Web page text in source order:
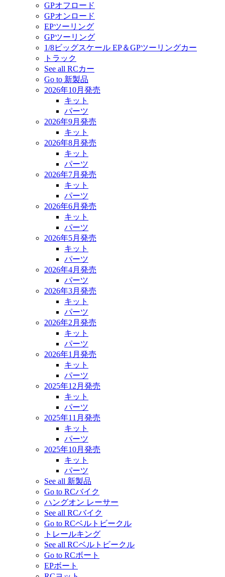
GPオフロード
GPオンロード
EPツーリング
GPツーリング
1/8ビッグスケール EP＆GPツーリングカー
トラック
See all RCカー
Go to 新製品
2026年10月発売
キット
パーツ
2026年9月発売
キット
2026年8月発売
キット
パーツ
2026年7月発売
キット
パーツ
2026年6月発売
キット
パーツ
2026年5月発売
キット
パーツ
2026年4月発売
パーツ
2026年3月発売
キット
パーツ
2026年2月発売
キット
パーツ
2026年1月発売
キット
パーツ
2025年12月発売
キット
パーツ
2025年11月発売
キット
パーツ
2025年10月発売
キット
パーツ
See all 新製品
Go to RCバイク
ハングオン レーサー
See all RCバイク
Go to RCベルトビークル
トレールキング
See all RCベルトビークル
Go to RCボート
EPボート